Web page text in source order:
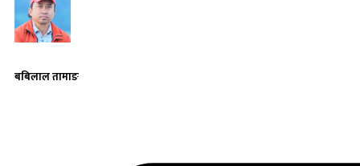
बबिलाल तामाङ